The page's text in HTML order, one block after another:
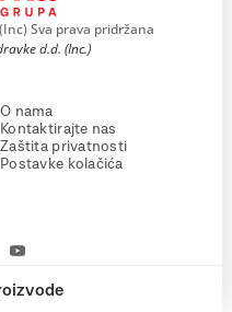
Sva prava pridržana
d.d. (Inc.)
O nama
Kontaktirajte nas
Zaštita privatnosti
Postavke kolačića